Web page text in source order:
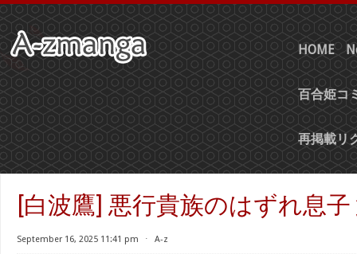
HOME
百合姫コ
再掲載リ
[白波鷹] 悪行貴族のはずれ息子
September 16, 2025 11:41 pm ⋅ A-z